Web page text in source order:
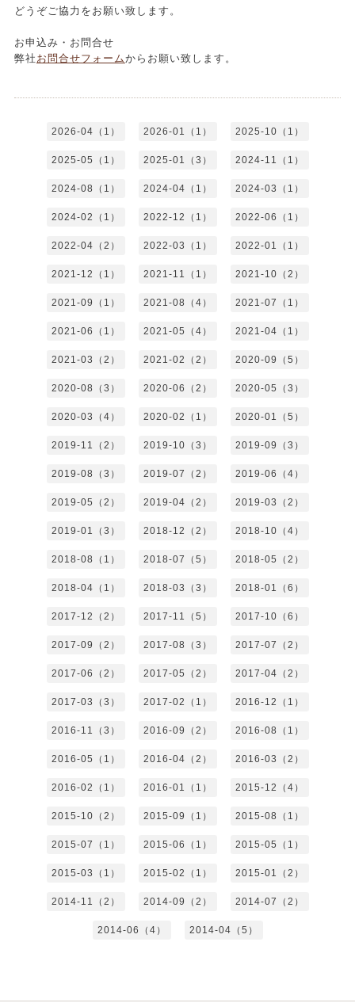
どうぞご協力をお願い致します。
お申込み・お問合せ
弊社 お問合せフォームからお願い致します。
2026-04（1） 2026-01（1） 2025-10（1）
2025-05（1） 2025-01（3） 2024-11（1）
2024-08（1） 2024-04（1） 2024-03（1）
2024-02（1） 2022-12（1） 2022-06（1）
2022-04（2） 2022-03（1） 2022-01（1）
2021-12（1） 2021-11（1） 2021-10（2）
2021-09（1） 2021-08（4） 2021-07（1）
2021-06（1） 2021-05（4） 2021-04（1）
2021-03（2） 2021-02（2） 2020-09（5）
2020-08（3） 2020-06（2） 2020-05（3）
2020-03（4） 2020-02（1） 2020-01（5）
2019-11（2） 2019-10（3） 2019-09（3）
2019-08（3） 2019-07（2） 2019-06（4）
2019-05（2） 2019-04（2） 2019-03（2）
2019-01（3） 2018-12（2） 2018-10（4）
2018-08（1） 2018-07（5） 2018-05（2）
2018-04（1） 2018-03（3） 2018-01（6）
2017-12（2） 2017-11（5） 2017-10（6）
2017-09（2） 2017-08（3） 2017-07（2）
2017-06（2） 2017-05（2） 2017-04（2）
2017-03（3） 2017-02（1） 2016-12（1）
2016-11（3） 2016-09（2） 2016-08（1）
2016-05（1） 2016-04（2） 2016-03（2）
2016-02（1） 2016-01（1） 2015-12（4）
2015-10（2） 2015-09（1） 2015-08（1）
2015-07（1） 2015-06（1） 2015-05（1）
2015-03（1） 2015-02（1） 2015-01（2）
2014-11（2） 2014-09（2） 2014-07（2）
2014-06（4） 2014-04（5）